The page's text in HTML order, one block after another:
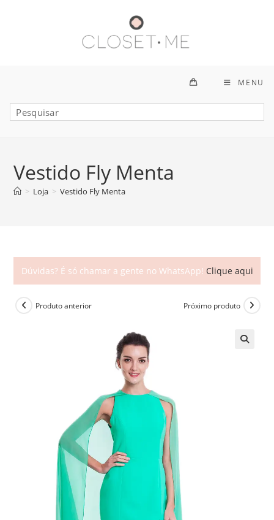
MENU
Vestido Fly Menta
> Loja > Vestido Fly Menta
Dúvidas? É só chamar a gente no WhatsApp! Clique aqui
Produto anterior Próximo produto